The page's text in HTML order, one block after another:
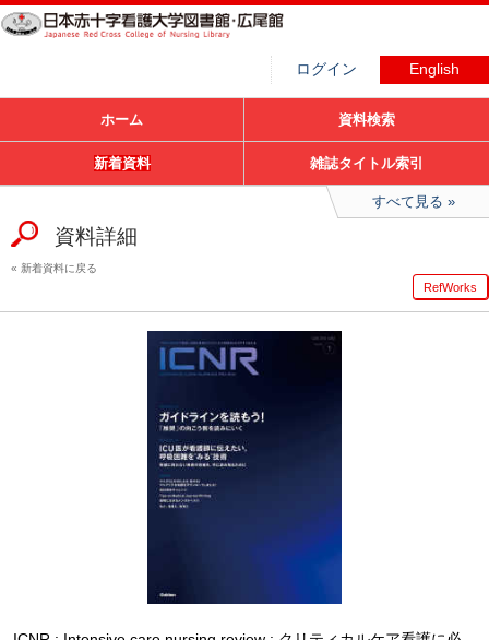
ログイン English
ホーム 資料検索
新着資料 雑誌タイトル索引
すべて見る
資料詳細
新着資料に戻る
RefWorks